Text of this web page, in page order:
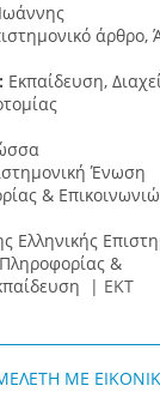
άρθρο,
Εκπαίδευση,
Ένωση
&
Ελληνικής
&
| ΕΚΤ
ΜΕ